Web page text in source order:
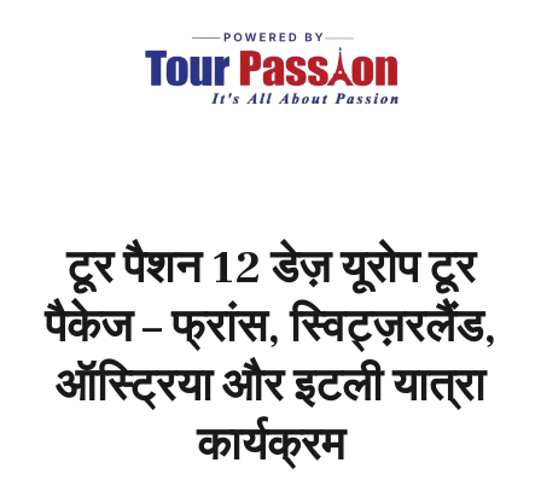
टूर पैशन 12 डेज़ यूरोप टूर
पैकेज – फ्रांस, स्विट्ज़रलैंड,
ऑस्ट्रिया और इटली यात्रा
कार्यक्रम